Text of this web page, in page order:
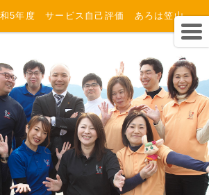
5年度 サービス自己評価 あろは笠山